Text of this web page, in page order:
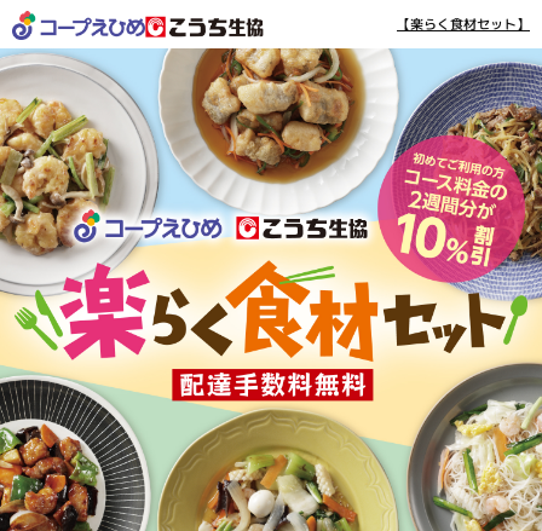
【楽らく食材セット】